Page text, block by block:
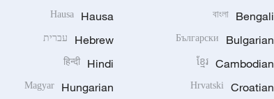
Bengali
বাংলা
Bulgarian
Български
Cambodian
ខ្មែរ
Croatian
Hrvatski
Hausa
Hausa
Hebrew עברית
Hindi
हिन्दी
Hungarian
Magyar